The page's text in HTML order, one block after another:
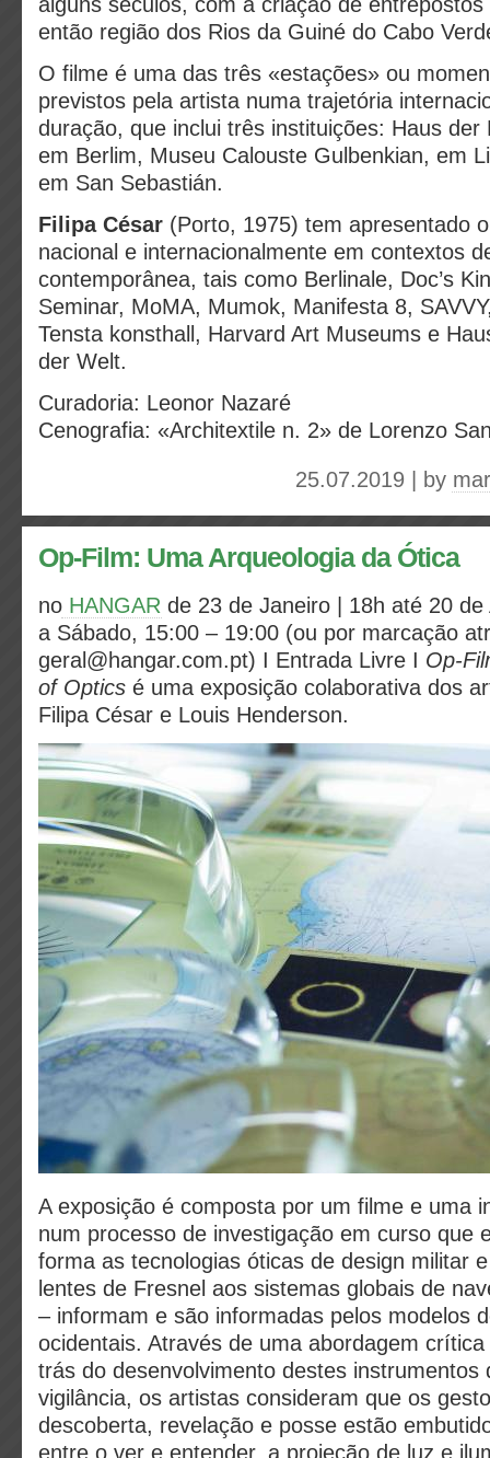
então região dos Rios da Guiné do Cabo
O filme é uma das três «estações» ou
previstos pela artista numa trajetória
duração, que inclui três instituições: Haus der
em Berlim, Museu Calouste Gulbenkian, em
em San Sebastián.
Filipa César (Porto, 1975) tem apresentado
nacional e internacionalmente em contextos
contemporânea, tais como Berlinale, Doc’s
Seminar, MoMA, Mumok, Manifesta 8,
Tensta konsthall, Harvard Art Museums e
der Welt.
Curadoria: Leonor Nazaré
Cenografia: «Architextile n. 2» de Lorenzo
25.07.2019 | by
Op-Film: Uma Arqueologia da Ótica
no HANGAR de 23 de Janeiro | 18h até 20 de
a Sábado, 15:00 – 19:00 (ou por marcação
geral@hangar.com.pt) I Entrada Livre I Op-
of Optics é uma exposição colaborativa dos
Filipa César e Louis Henderson.
A exposição é composta por um filme e uma
num processo de investigação em curso que
forma as tecnologias óticas de design militar
lentes de Fresnel aos sistemas globais de
– informam e são informadas pelos modelos
ocidentais. Através de uma abordagem
trás do desenvolvimento destes instrumentos
vigilância, os artistas consideram que os
descoberta, revelação e posse estão
entre o ver e entender, a projeção de luz e